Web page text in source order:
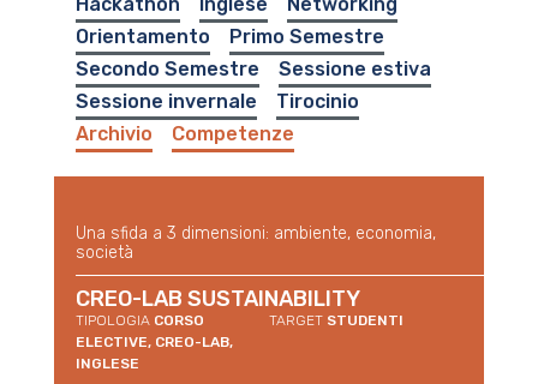
Hackathon
Inglese
Networking
Orientamento
Primo Semestre
Secondo Semestre
Sessione estiva
Sessione invernale
Tirocinio
Archivio
Competenze
Una sfida a 3 dimensioni: ambiente, economia,
società
CREO-LAB SUSTAINABILITY
TIPOLOGIACORSO
ELECTIVE, CREO-LAB,
INGLESE
TARGET STUDENTI